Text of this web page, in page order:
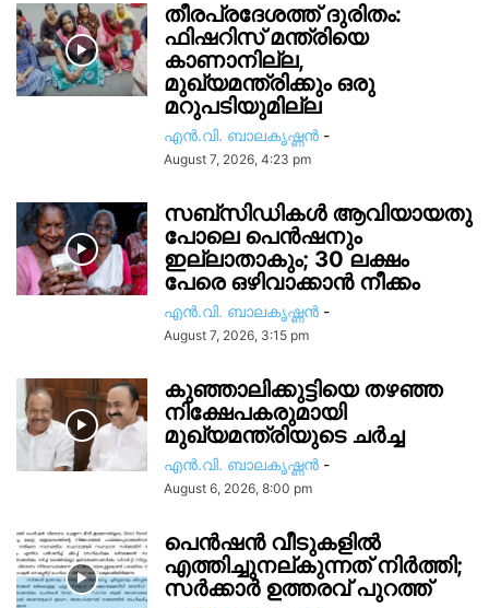
തീരപ്രദേശത്ത് ദുരിതം:
ഫിഷറിസ്‌ മന്ത്രിയെ
കാണാനില്ല,
മുഖ്യമന്ത്രിക്കും ഒരു
മറുപടിയുമില്ല
എൻ.വി. ബാലകൃഷ്ണൻ -
August 7, 2026, 4:23 pm
സബ്സിഡികൾ ആവിയായതു
പോലെ പെൻഷനും
ഇല്ലാതാകും; 30 ലക്ഷം
പേരെ ഒഴിവാക്കാൻ നീക്കം
എൻ.വി. ബാലകൃഷ്ണൻ -
August 7, 2026, 3:15 pm
കുഞ്ഞാലിക്കുട്ടിയെ തഴഞ്ഞ
നിക്ഷേപകരുമായി
മുഖ്യമന്ത്രിയുടെ ചർച്ച
എൻ.വി. ബാലകൃഷ്ണൻ -
August 6, 2026, 8:00 pm
പെൻഷൻ വീടുകളിൽ
എത്തിച്ചുനല്കുന്നത് നിർത്തി;
സര്‍ക്കാർ ഉത്തരവ് പുറത്ത്